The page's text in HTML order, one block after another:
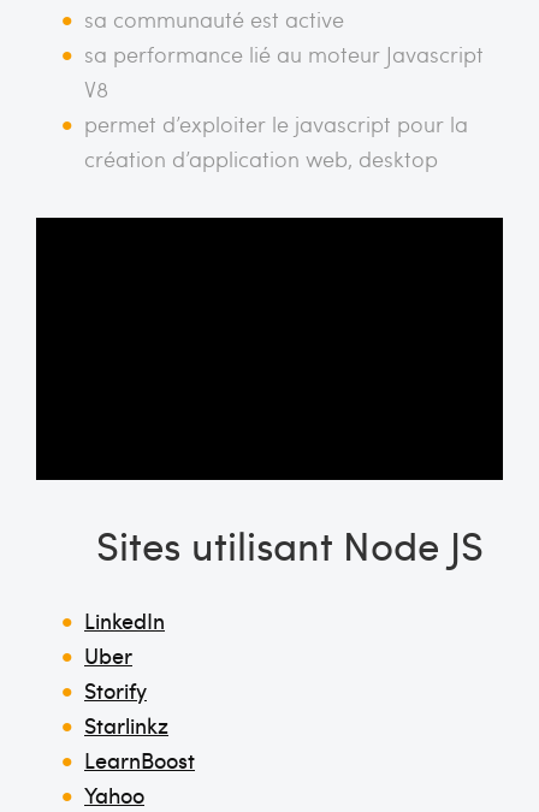
sa communauté est active
sa performance lié au moteur Javascript
V8
permet d’exploiter le javascript pour la
création d’application web, desktop
Sites utilisant Node JS
LinkedIn
Uber
Storify
Starlinkz
LearnBoost
Yahoo